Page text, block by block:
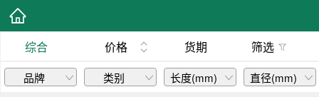
综合 价格 货期 筛选
品牌 类别 长度(mm)
直径(mm)